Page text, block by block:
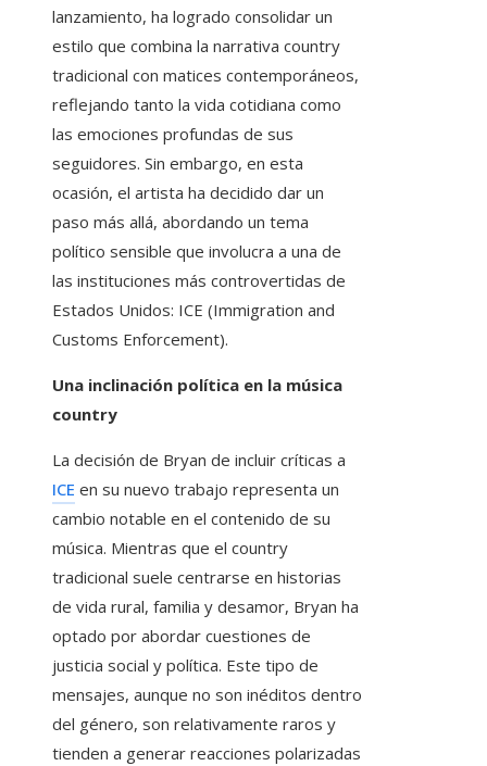
lanzamiento, ha logrado consolidar un
estilo que combina la narrativa country
tradicional con matices contemporáneos,
reflejando tanto la vida cotidiana como
las emociones profundas de sus
seguidores. Sin embargo, en esta
ocasión, el artista ha decidido dar un
paso más allá, abordando un tema
político sensible que involucra a una de
las instituciones más controvertidas de
Estados Unidos: ICE (Immigration and
Customs Enforcement).
Una inclinación política en la música
country
La decisión de Bryan de incluir críticas a
ICE en su nuevo trabajo representa un
cambio notable en el contenido de su
música. Mientras que el country
tradicional suele centrarse en historias
de vida rural, familia y desamor, Bryan ha
optado por abordar cuestiones de
justicia social y política. Este tipo de
mensajes, aunque no son inéditos dentro
del género, son relativamente raros y
tienden a generar reacciones polarizadas